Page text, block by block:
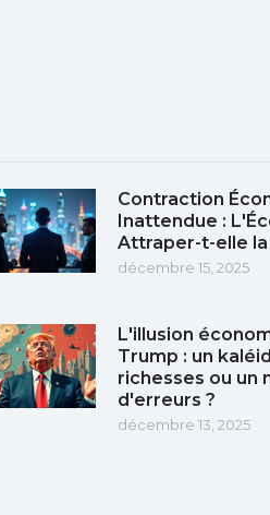
Contraction
Inattendue :
Attraper-t-elle la
décembre 15, 2025
L'illusion
Trump : un
richesses ou un
d'erreurs ?
décembre 13, 2025